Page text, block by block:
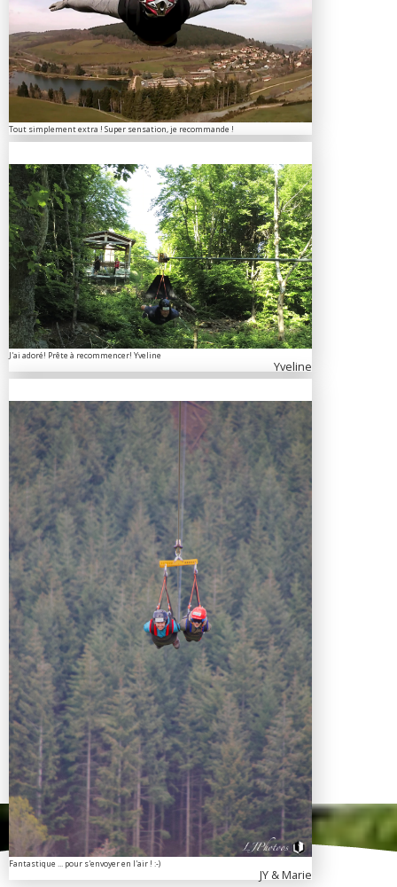
Tout simplement extra ! Super sensation, je recommande !
J'ai adoré! Prête à recommencer! Yveline
Yveline
Fantastique ... pour s'envoyer en l'air ! :-)
JY & Marie